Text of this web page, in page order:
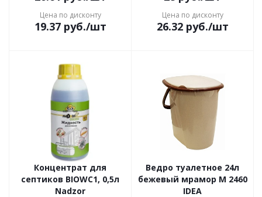
Цена по дисконту
19.37руб./шт
Цена по дисконту
26.32руб./шт
Концентрат для
септиков BIOWC1, 0,5л
Nadzor
Ведро туалетное 24л
бежевый мрамор М 2460
IDEA